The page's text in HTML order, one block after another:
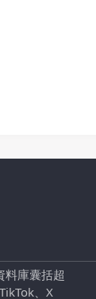
料庫囊括超
、X